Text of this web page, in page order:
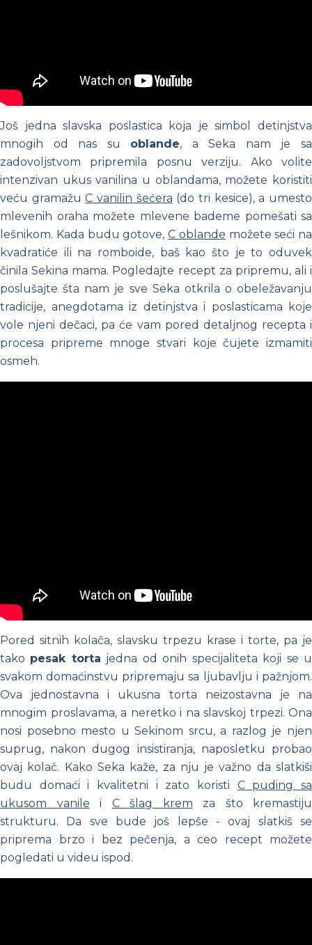
Još jedna slavska poslastica koja je simbol detinjstva
mnogih od nas su oblande, a Seka nam je sa
zadovoljstvom pripremila posnu verziju. Ako volite
intenzivan ukus vanilina u oblandama, možete koristiti
veću gramažuC vanilin šećera (do tri kesice), a umesto
mlevenih oraha možete mlevene bademe pomešati sa
lešnikom. Kada budu gotove, C oblande možete seći na
kvadratiće ili na romboide, baš kao što je to oduvek
činila Sekina mama. Pogledajte recept za pripremu, ali i
poslušajte šta nam je sve Seka otkrila o obeležavanju
tradicije, anegdotama iz detinjstva i poslasticama koje
vole njeni dečaci, pa će vam pored detaljnog recepta i
procesa pripreme mnoge stvari koje čujete izmamiti
osmeh.
Pored sitnih kolača, slavsku trpezu krase i torte, pa je
tako pesak torta jedna od onih specijaliteta koji se u
svakom domaćinstvu pripremaju sa ljubavlju i pažnjom.
Ova jednostavna i ukusna torta neizostavna je na
mnogim proslavama, a neretko i na slavskoj trpezi. Ona
nosi posebno mesto u Sekinom srcu, a razlog je njen
suprug, nakon dugog insistiranja, naposletku probao
ovaj kolač. Kako Seka kaže, za nju je važno da slatkiši
budu domaći i kvalitetni i zato koristi C puding sa
ukusom vanile i C šlag krem za što kremastiju
strukturu. Da sve bude još lepše - ovaj slatkiš se
priprema brzo i bez pečenja, a ceo recept možete
pogledati u videu ispod.